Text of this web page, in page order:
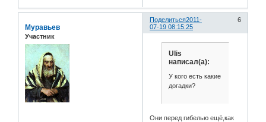
Поделиться 6
2011-
07-19 08:15:25
Муравьев
Участник
Ulis
написал(а):
У кого есть какие
догадки?
Они перед гибелью ещё,как